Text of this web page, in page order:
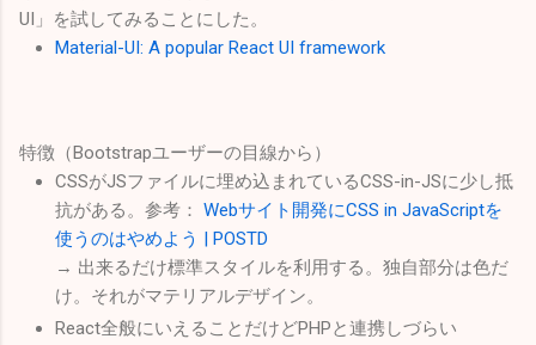
UI」を試してみることにした。
Material-UI: A popular React UI framework
特徴（Bootstrapユーザーの目線から）
CSSがJSファイルに埋め込まれているCSS-in-JSに少し抵
抗がある。参考： Webサイト開発にCSS in JavaScriptを
使うのはやめよう | POSTD
→ 出来るだけ標準スタイルを利用する。独自部分は色だ
け。それがマテリアルデザイン。
React全般にいえることだけどPHPと連携しづらい